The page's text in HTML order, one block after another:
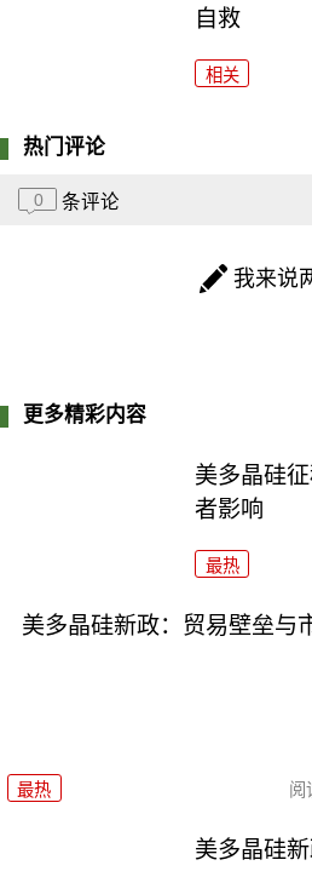
自救
相关
热门评论
0 条评论
我来说
更多精彩内容
美多晶硅
者影响
最热
美多晶硅新政：贸易壁垒与
最热 阅
美多晶硅